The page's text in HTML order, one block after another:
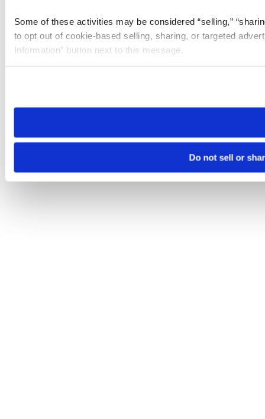
Some of these activities may be considered “selling,”
to opt out of cookie-based selling, sharing, or targeted
Information” button next to this message.
need to be set again.
Do not sell or